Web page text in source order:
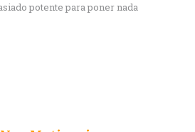
potente para poner nada